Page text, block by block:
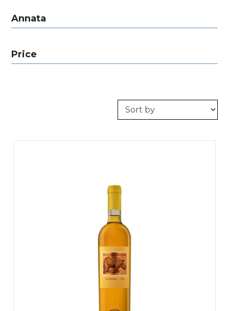
Annata
Price